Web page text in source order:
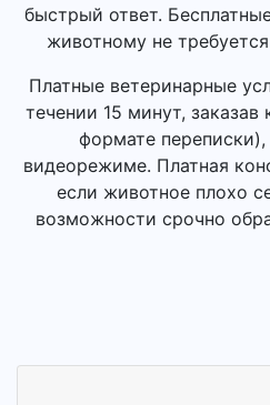
быстрый ответ.
животному не
Платные ветеринарные
течении 15 минут, заказав
формате
видеорежиме. Платная
если животное плохо
возможности срочно